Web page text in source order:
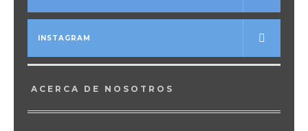
INSTAGRAM
ACERCA DE NOSOTROS